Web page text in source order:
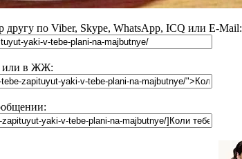
другу по Viber, Skype, WhatsApp, ICQ или E-Mail:
или в ЖЖ: